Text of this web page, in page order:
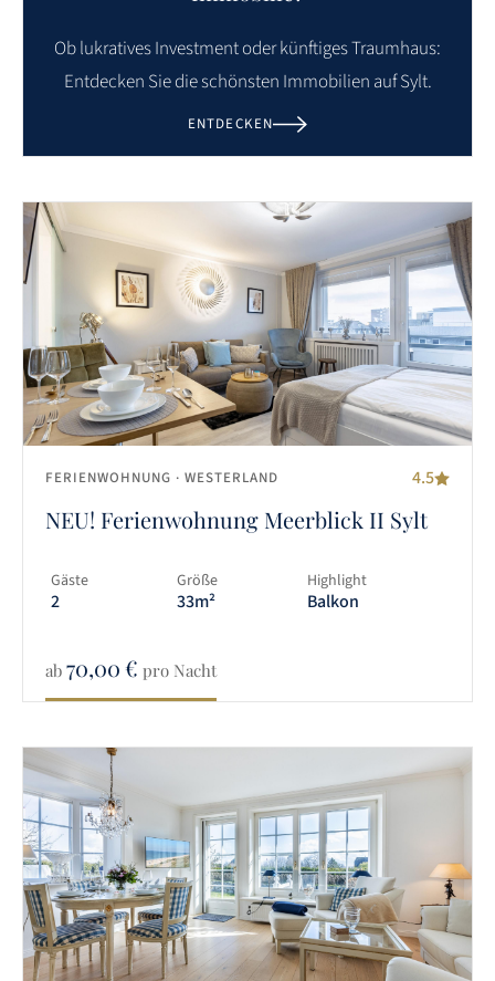
Ob lukratives Investment oder künftiges Traumhaus:
Entdecken Sie die schönsten Immobilien auf Sylt.
ENTDECKEN
FERIENWOHNUNG · WESTERLAND 4.5
NEU! Ferienwohnung Meerblick II Sylt
Gäste
2
Größe
33m²
Highlight
Balkon
ab 70,00€ pro Nacht